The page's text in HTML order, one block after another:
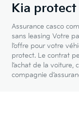
Kia protect
Assurance casco
sans leasing Votre
l’offre pour votre
protect. Le contrat
l’achat de la
compagnie